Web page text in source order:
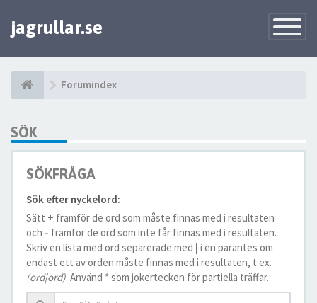
Toggle
jagrullar.se
Forumindex
SÖK
SÖKFRÅGA
Sök efter nyckelord:
Sätt + framför de ord som måste finnas med i resultaten
och - framför de ord som inte får finnas med i resultaten.
Skriv en lista med ord separerade med | i en parantes om
endast ett av orden måste finnas med i resultaten, t.ex.
(ord|ord). Använd * som jokertecken för partiella träffar.